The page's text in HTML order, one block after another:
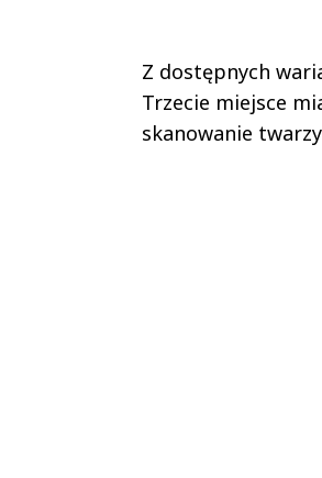
Z dostępnych
Trzecie miejsce
skanowanie